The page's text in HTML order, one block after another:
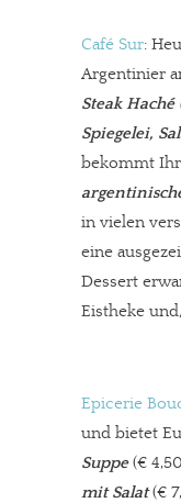
Café Sur:
Argentinier
Steak
Spiegelei,
bekommt
in vielen
eine
Dessert
Eistheke
Epicerie
und bietet
Suppe(€
mit Salat(€